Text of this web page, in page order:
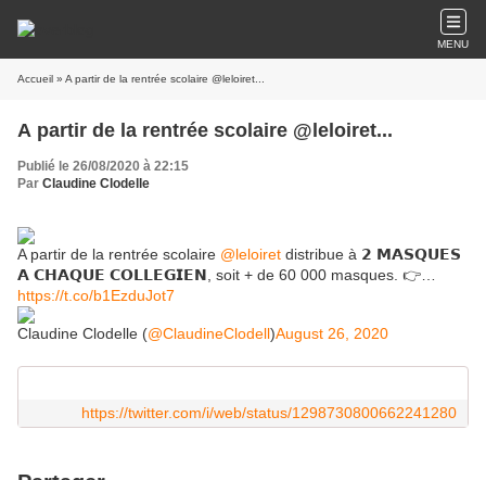
MENU
Accueil » A partir de la rentrée scolaire @leloiret...
A partir de la rentrée scolaire @leloiret...
Publié le 26/08/2020 à 22:15
Par Claudine Clodelle
A partir de la rentrée scolaire @leloiret distribue à 𝟮 𝗠𝗔𝗦𝗤𝗨𝗘𝗦
𝗔 𝗖𝗛𝗔𝗤𝗨𝗘 𝗖𝗢𝗟𝗟𝗘𝗚𝗜𝗘𝗡, soit + de 60 000 masques. 👉…
https://t.co/b1EzduJot7
Claudine Clodelle (@ClaudineClodell)August 26, 2020
https://twitter.com/i/web/status/1298730800662241280